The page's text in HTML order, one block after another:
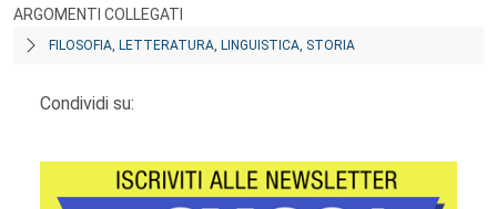
ARGOMENTI COLLEGATI
FILOSOFIA, LETTERATURA, LINGUISTICA, STORIA
Condividi su: